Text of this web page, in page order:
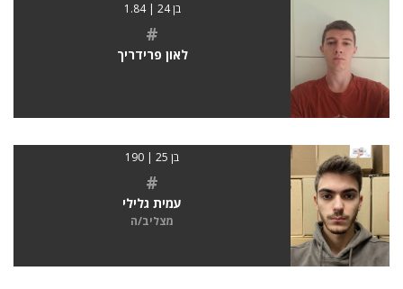
בן 24 | 1.84
#
לאון פרידריך
בן 25 | 190
#
עמית גלילי
מצליב/ה